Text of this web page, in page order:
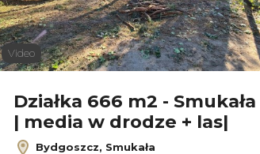
Video
Działka 666 m2 - Smukała
| media w drodze + las|
Bydgoszcz, Smukała